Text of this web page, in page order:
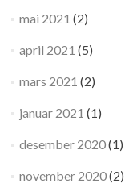
mai 2021 (2)
april 2021 (5)
mars 2021 (2)
januar 2021 (1)
desember 2020(1)
november 2020(2)